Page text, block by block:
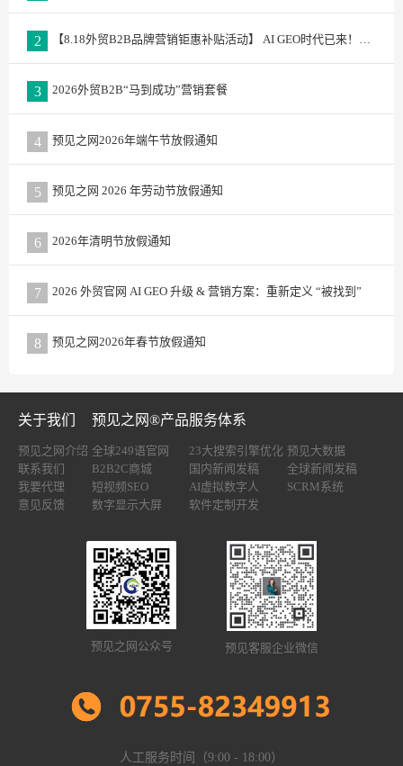
2 【8.18外贸B2B品牌营销钜惠补贴活动】 AI GEO时代已来！预见之网老客户专属升级计划重磅发布
3 2026外贸B2B“马到成功”营销套餐
4 预见之网2026年端午节放假通知
5 预见之网 2026 年劳动节放假通知
6 2026年清明节放假通知
7 2026 外贸官网 AI GEO 升级 & 营销方案：重新定义 “被找到”
8 预见之网2026年春节放假通知
关于我们
预见之网介绍
联系我们
我要代理
意见反馈
预见之网®产品服务体系
全球249语官网 23大搜索引擎优化 预见大数据
B2B2C商城
国内新闻发稿
全球新闻发稿
短视频SEO
AI虚拟数字人
SCRM系统
数字显示大屏
软件定制开发
预见之网公众号 预见客服企业微信
人工服务时间（9:00 - 18:00）